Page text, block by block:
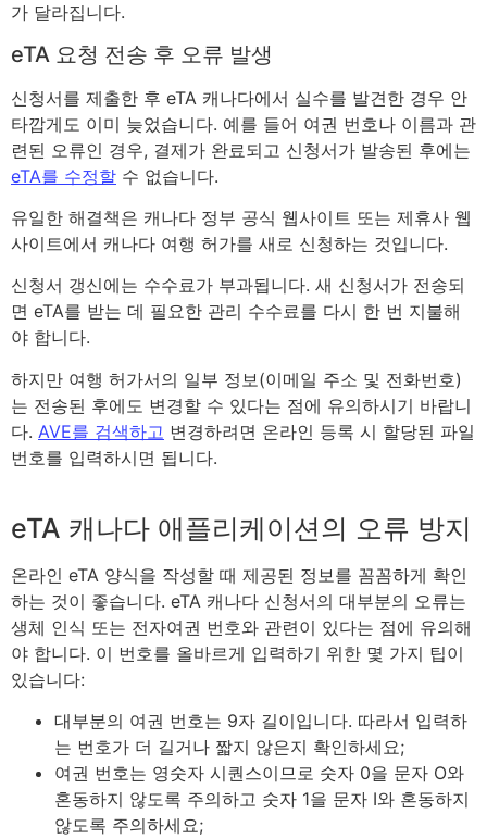
가 달라집니다.
eTA 요청 전송 후 오류 발생
신청서를 제출한 후 eTA 캐나다에서 실수를 발견한 경우 안
타깝게도 이미 늦었습니다. 예를 들어 여권 번호나 이름과 관
련된 오류인 경우, 결제가 완료되고 신청서가 발송된 후에는
eTA를 수정할 수 없습니다.
유일한 해결책은 캐나다 정부 공식 웹사이트 또는 제휴사 웹
사이트에서 캐나다 여행 허가를 새로 신청하는 것입니다.
신청서 갱신에는 수수료가 부과됩니다. 새 신청서가 전송되
면 eTA를 받는 데 필요한 관리 수수료를 다시 한 번 지불해
야 합니다.
하지만 여행 허가서의 일부 정보(이메일 주소 및 전화번호)
는 전송된 후에도 변경할 수 있다는 점에 유의하시기 바랍니
다. AVE를 검색하고 변경하려면 온라인 등록 시 할당된 파일
번호를 입력하시면 됩니다.
eTA 캐나다 애플리케이션의 오류 방지
온라인 eTA 양식을 작성할 때 제공된 정보를 꼼꼼하게 확인
하는 것이 좋습니다. eTA 캐나다 신청서의 대부분의 오류는
생체 인식 또는 전자여권 번호와 관련이 있다는 점에 유의해
야 합니다. 이 번호를 올바르게 입력하기 위한 몇 가지 팁이
있습니다:
대부분의 여권 번호는 9자 길이입니다. 따라서 입력하
는 번호가 더 길거나 짧지 않은지 확인하세요;
여권 번호는 영숫자 시퀀스이므로 숫자 0을 문자 O와
혼동하지 않도록 주의하고 숫자 1을 문자 I와 혼동하지
않도록 주의하세요;